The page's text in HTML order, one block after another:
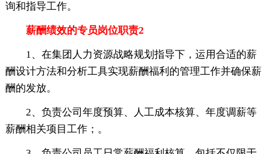
询和指导工作。
薪酬绩效的专员岗位职责2
1、在集团人力资源战略规划指导下，运用合适的薪
酬设计方法和分析工具实现薪酬福利的管理工作并确保薪
酬的发放。
2、负责公司年度预算、人工成本核算、年度调薪等
薪酬相关项目工作；。